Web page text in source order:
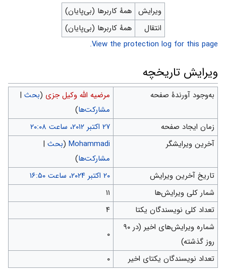
ویرایش همهٔ کاربرها (بی‌پایان)
انتقال
همهٔ کاربرها (بی‌پایان)
View the protection log for this page.
ویرایش تاریخچه
به‌وجود آورندهٔ صفحه مرضیه الله وکیل جزی (بحث|
مشارکت‌ها)
زمان ایجاد صفحه
آخرین ویرایشگر
Mohammadi
(بحث|
مشارکت‌ها)
تاریخ آخرین ویرایش
شمار کلی ویرایش‌ها
۱۱
تعداد کلی نویسندگان یکتا
۴
شماره ویرایش‌های اخیر (در ۹۰
روز گذشته)
۰
تعداد نویسندگان یکتای اخیر ۰